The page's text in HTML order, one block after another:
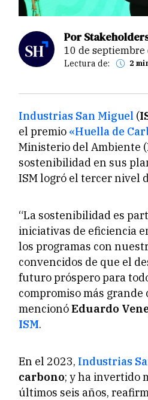
Por
10 de
Lectura de: 2
Industrias San Miguel (
el premio «Huella de
Ministerio del Ambiente (
sostenibilidad en sus
ISM logró el tercer nivel
“La sostenibilidad es
iniciativas de eficiencia
los programas con
convencidos de que el
futuro próspero para
compromiso más
mencionóEduardo
ISM.
En el 2023, Industrias
carbono; y ha invertido
últimos seis años,